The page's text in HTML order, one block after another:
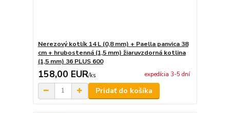
Nerezový kotlík 14 L (0,8 mm) + Paella panvica 38
cm + hrubostenná (1,5 mm) žiaruvzdorná kotlina
(1,5 mm) 36 PLUS 600
158,00 EUR/ks expedícia 3-5 dní
Pridať do košíka